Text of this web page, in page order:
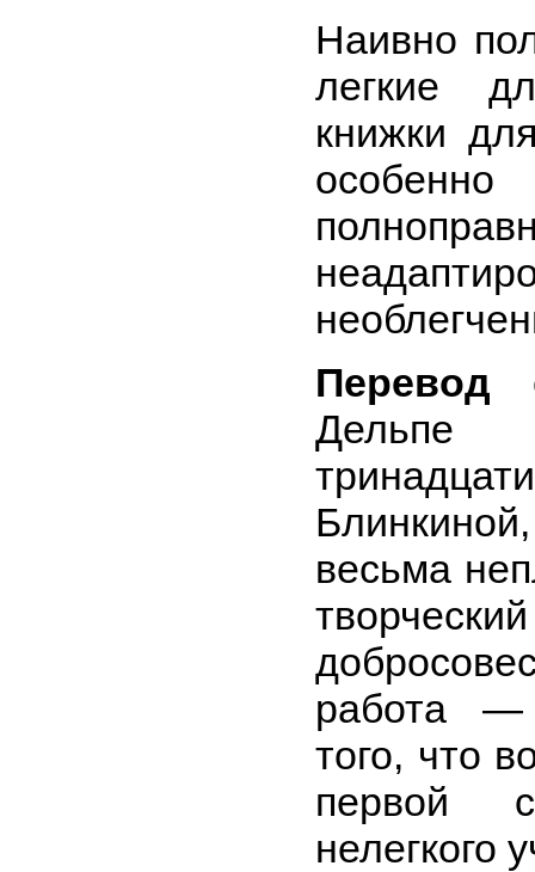
Наивно
легкие
книжки
Перевод
весьма
работа —
того, что
первой
нелегкого